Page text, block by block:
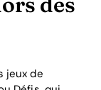
jeux de